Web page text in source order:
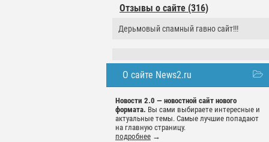
Отзывы о сайте (316)
Дерьмовый спамный гавно сайт!!!
О сайте News2.ru
Новости 2.0 — новостной сайт нового
формата. Вы сами выбираете интересные и
актуальные темы. Самые лучшие попадают
на главную страницу.
подробнее →